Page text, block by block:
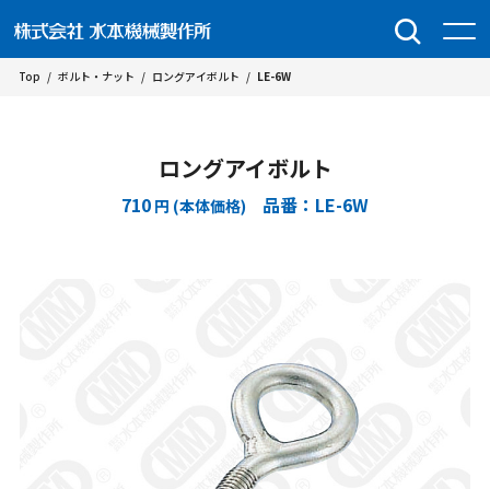
Top / ボルト・ナット / ロングアイボルト / LE-6W
ロングアイボルト
710 円 (本体価格) 品番：LE-6W